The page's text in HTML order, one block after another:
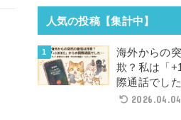
人気の投稿【集計中】
海外からの
欺？私は「
際通話でし
2026.04.04